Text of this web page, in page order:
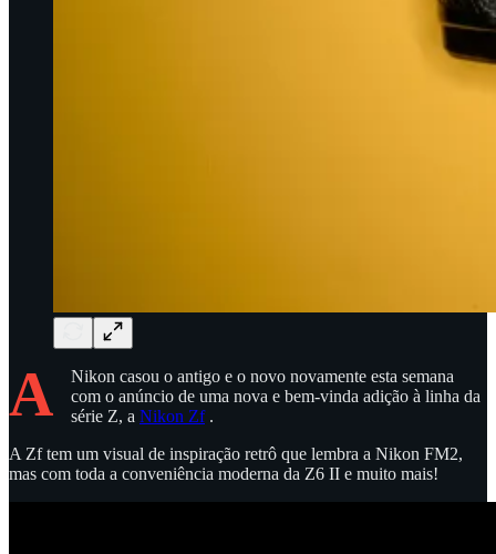
A
Nikon casou o antigo e o novo novamente esta semana
com o anúncio de uma nova e bem-vinda adição à linha da
série Z, a Nikon Zf.
A Zf tem um visual de inspiração retrô que lembra a Nikon FM2,
mas com toda a conveniência moderna da Z6 II e muito mais!